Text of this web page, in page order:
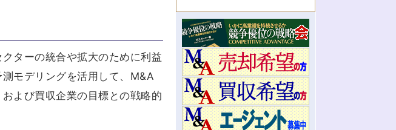
ターの統合や拡大のために利益
モデリングを活用して、M&A
よび買収企業の目標との戦略的